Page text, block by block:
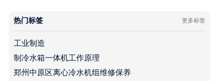
热门标签 更多标签
工业制造
制冷水箱一体机工作原理
郑州中原区离心冷水机组维修保养